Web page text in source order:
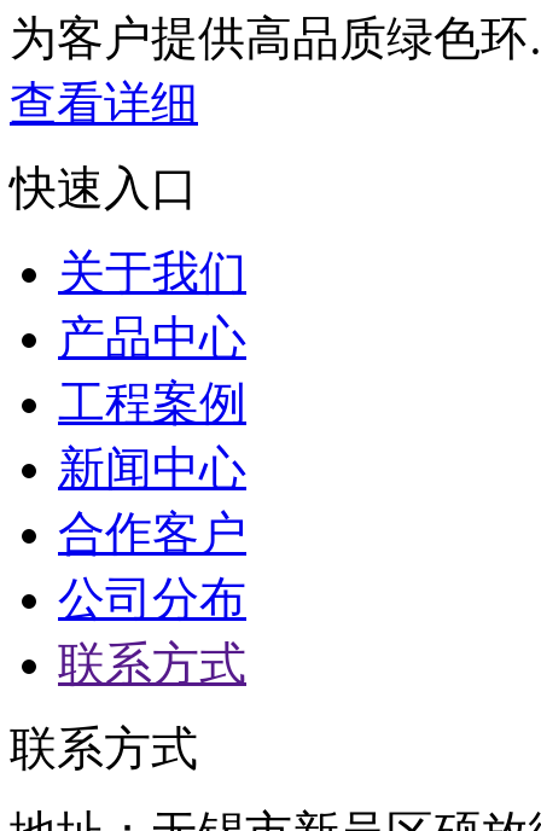
为客户提供高品质绿色
查看详细
快速入口
关于我们
产品中心
工程案例
新闻中心
合作客户
公司分布
联系方式
联系方式